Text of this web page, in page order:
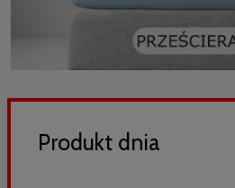
Produkt dnia